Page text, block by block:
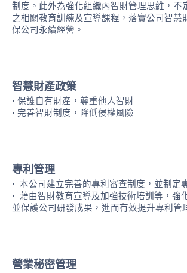
制度。此外為強化組織內智財管理思維，不
之相關教育訓練及宣導課程，落實公司智慧
保公司永續經營。
智慧財產政策
• 保護自有財產，尊重他人智財
• 完善智財制度，降低侵權風險
專利管理
• 本公司建立完善的專利審查制度，並制定
• 藉由智財教育宣導及加強技術培訓等，強
並保護公司研發成果，進而有效提升專利管
營業秘密管理